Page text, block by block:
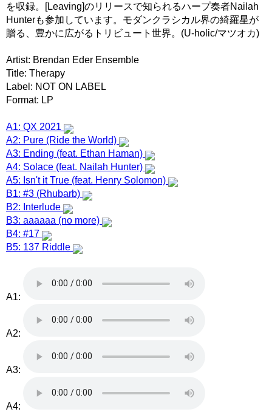
を収録。[Leaving]のリリースで知られるハープ奏者Nailah
Hunterも参加しています。モダンクラシカル界の綺羅星が
贈る、豊かに広がるトリビュート世界。(U-holic/マツオカ)
Artist: Brendan Eder Ensemble
Title: Therapy
Label: NOT ON LABEL
Format: LP
A1: QX 2021
A2: Pure (Ride the World)
A3: Ending (feat. Ethan Haman)
A4: Solace (feat. Nailah Hunter)
A5: Isn't it True (feat. Henry Solomon)
B1: #3 (Rhubarb)
B2: Interlude
B3: aaaaaa (no more)
B4: #17
B5: 137 Riddle
A1:
A2:
A3:
A4: